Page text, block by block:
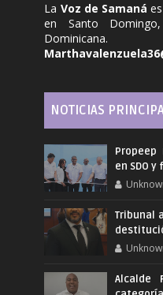
La Voz de Samaná
en Santo
Dominicana.
NOTICIAS
en SDO
Tribunal
Alcalde